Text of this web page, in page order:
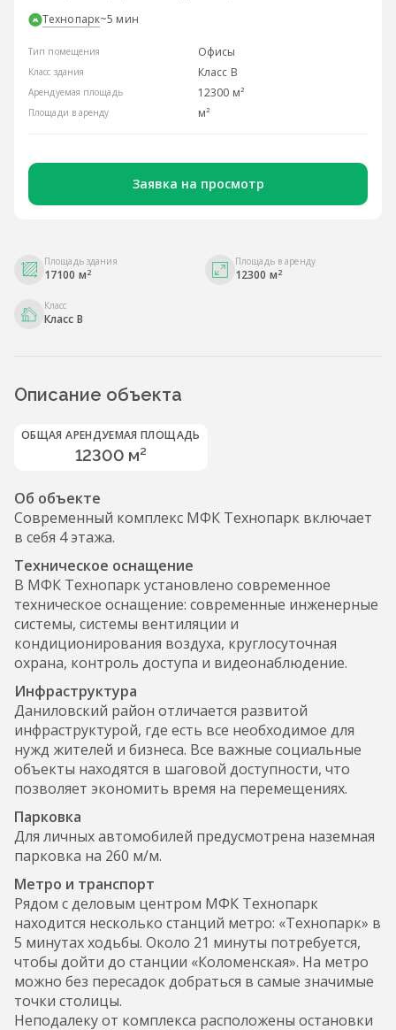
Технопарк~5 мин
Тип помещения Офисы
Класс здания Класс B
Арендуемая площадь 12300 м²
Площади в аренду м²
Заявка на просмотр
Площадь здания
17100 м2
Площадь в аренду
12300 м2
Класс
Класс B
Описание объекта
ОБЩАЯ АРЕНДУЕМАЯ ПЛОЩАДЬ
12300 м²
Об объекте
Современный комплекс МФК Технопарк включает
в себя 4 этажа.
Техническое оснащение
В МФК Технопарк установлено современное
техническое оснащение: современные инженерные
системы, системы вентиляции и
кондиционирования воздуха, круглосуточная
охрана, контроль доступа и видеонаблюдение.
Инфраструктура
Даниловский район отличается развитой
инфраструктурой, где есть все необходимое для
нужд жителей и бизнеса. Все важные социальные
объекты находятся в шаговой доступности, что
позволяет экономить время на перемещениях.
Парковка
Для личных автомобилей предусмотрена наземная
парковка на 260 м/м.
Метро и транспорт
Рядом с деловым центром МФК Технопарк
находится несколько станций метро: «Технопарк» в
5 минутах ходьбы. Около 21 минуты потребуется,
чтобы дойти до станции «Коломенская». На метро
можно без пересадок добраться в самые значимые
точки столицы.
Неподалеку от комплекса расположены остановки